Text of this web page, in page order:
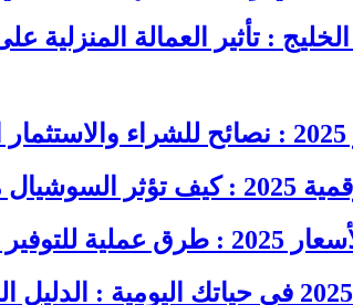
: تأثير العمالة المنزلية
على…
المصاريف